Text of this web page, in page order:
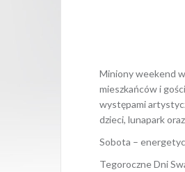
Miniony weekend w
mieszkańców i
występami
dzieci, lunapark
Sobota –
Tegoroczne Dni